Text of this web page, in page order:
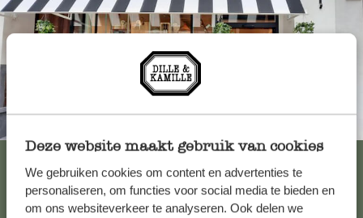
Deze website maakt gebruik van cookies
We gebruiken cookies om content en advertenties te
personaliseren, om functies voor social media te bieden en
om ons websiteverkeer te analyseren. Ook delen we
Alle 62 Geschäfte anzeigen